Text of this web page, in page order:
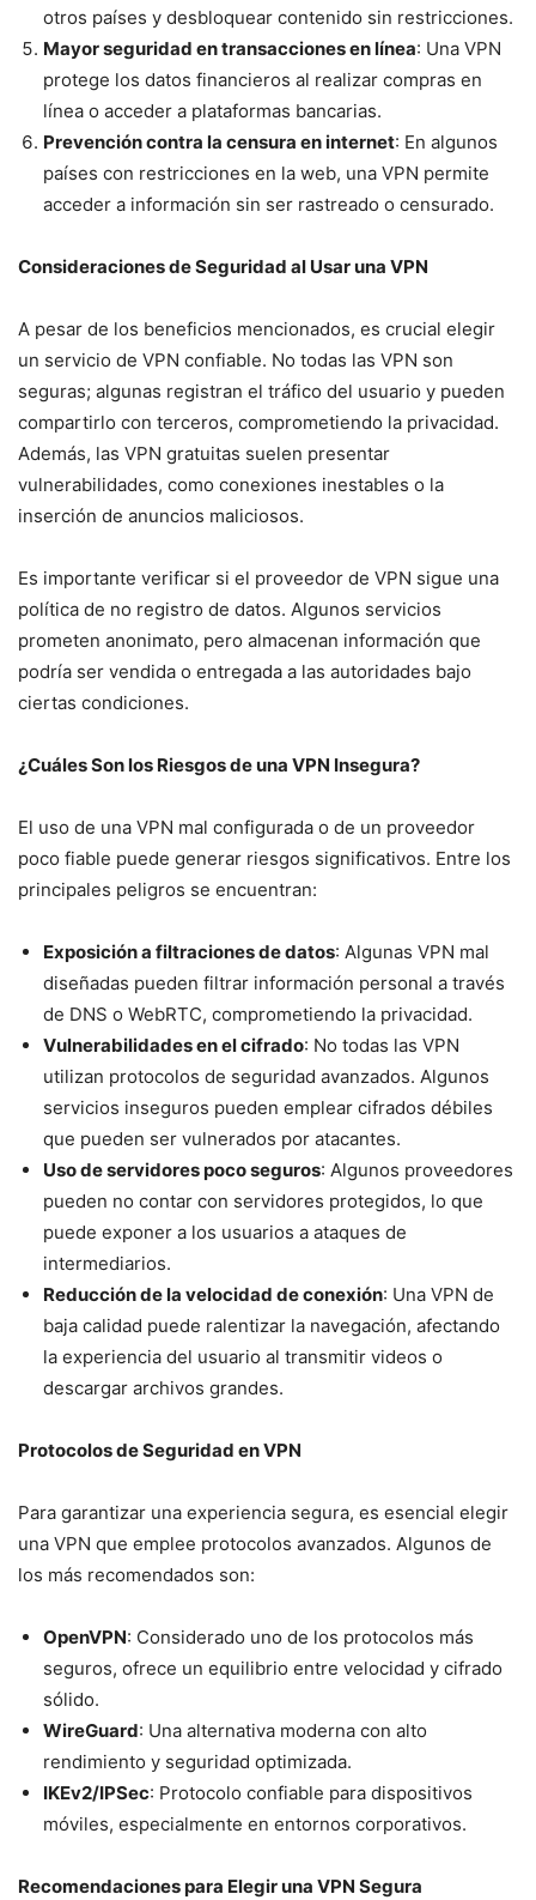
otros países y desbloquear contenido sin restricciones.
Mayor seguridad en transacciones en línea: Una VPN
protege los datos financieros al realizar compras en
línea o acceder a plataformas bancarias.
Prevención contra la censura en internet: En algunos
países con restricciones en la web, una VPN permite
acceder a información sin ser rastreado o censurado.
Consideraciones de Seguridad al Usar una VPN
A pesar de los beneficios mencionados, es crucial elegir
un servicio de VPN confiable. No todas las VPN son
seguras; algunas registran el tráfico del usuario y pueden
compartirlo con terceros, comprometiendo la privacidad.
Además, las VPN gratuitas suelen presentar
vulnerabilidades, como conexiones inestables o la
inserción de anuncios maliciosos.
Es importante verificar si el proveedor de VPN sigue una
política de no registro de datos. Algunos servicios
prometen anonimato, pero almacenan información que
podría ser vendida o entregada a las autoridades bajo
ciertas condiciones.
¿Cuáles Son los Riesgos de una VPN Insegura?
El uso de una VPN mal configurada o de un proveedor
poco fiable puede generar riesgos significativos. Entre los
principales peligros se encuentran:
Exposición a filtraciones de datos: Algunas VPN mal
diseñadas pueden filtrar información personal a través
de DNS o WebRTC, comprometiendo la privacidad.
Vulnerabilidades en el cifrado: No todas las VPN
utilizan protocolos de seguridad avanzados. Algunos
servicios inseguros pueden emplear cifrados débiles
que pueden ser vulnerados por atacantes.
Uso de servidores poco seguros: Algunos proveedores
pueden no contar con servidores protegidos, lo que
puede exponer a los usuarios a ataques de
intermediarios.
Reducción de la velocidad de conexión: Una VPN de
baja calidad puede ralentizar la navegación, afectando
la experiencia del usuario al transmitir videos o
descargar archivos grandes.
Protocolos de Seguridad en VPN
Para garantizar una experiencia segura, es esencial elegir
una VPN que emplee protocolos avanzados. Algunos de
los más recomendados son:
OpenVPN: Considerado uno de los protocolos más
seguros, ofrece un equilibrio entre velocidad y cifrado
sólido.
WireGuard: Una alternativa moderna con alto
rendimiento y seguridad optimizada.
IKEv2/IPSec: Protocolo confiable para dispositivos
móviles, especialmente en entornos corporativos.
Recomendaciones para Elegir una VPN Segura